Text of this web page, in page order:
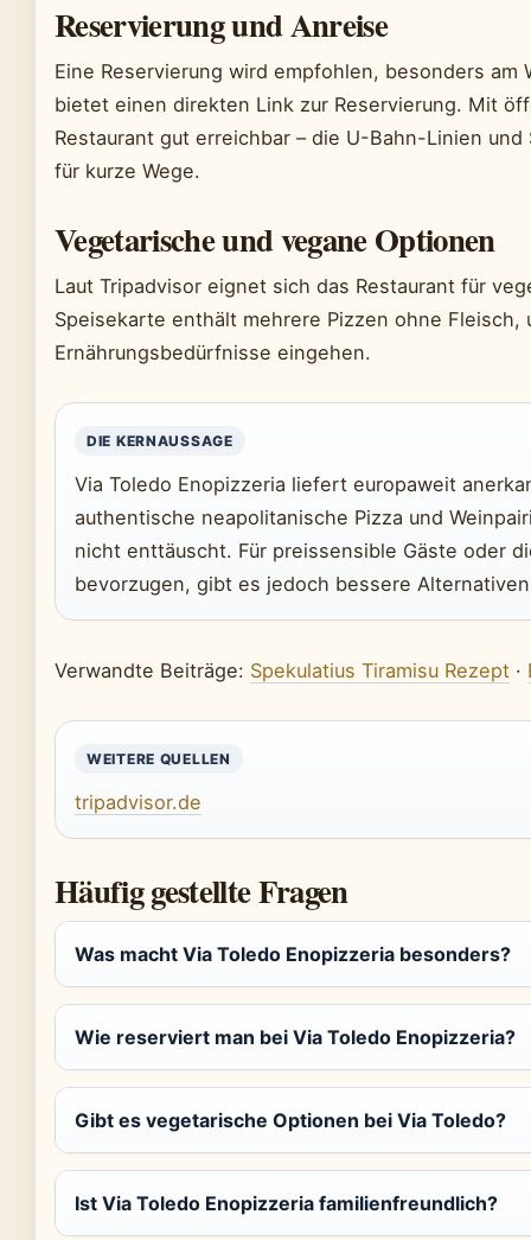
Reservierung und Anreise
Eine Reservierung wird empfohlen, besonders am
bietet einen direkten Link zur Reservierung. Mit
Restaurant gut erreichbar – die U-Bahn-Linien
für kurze Wege.
Vegetarische und vegane Optionen
Laut Tripadvisor eignet sich das Restaurant für
Speisekarte enthält mehrere Pizzen ohne Fleisch,
Ernährungsbedürfnisse eingehen.
DIE KERNAUSSAGE
Via Toledo Enopizzeria liefert europaweit
authentische neapolitanische Pizza und
nicht enttäuscht. Für preissensible Gäste oder
bevorzugen, gibt es jedoch bessere
Verwandte Beiträge: Spekulatius Tiramisu Rezept ·
WEITERE QUELLEN
tripadvisor.de
Häufig gestellte Fragen
Was macht Via Toledo Enopizzeria besonders?
Wie reserviert man bei Via Toledo Enopizzeria?
Gibt es vegetarische Optionen bei Via Toledo?
Ist Via Toledo Enopizzeria familienfreundlich?